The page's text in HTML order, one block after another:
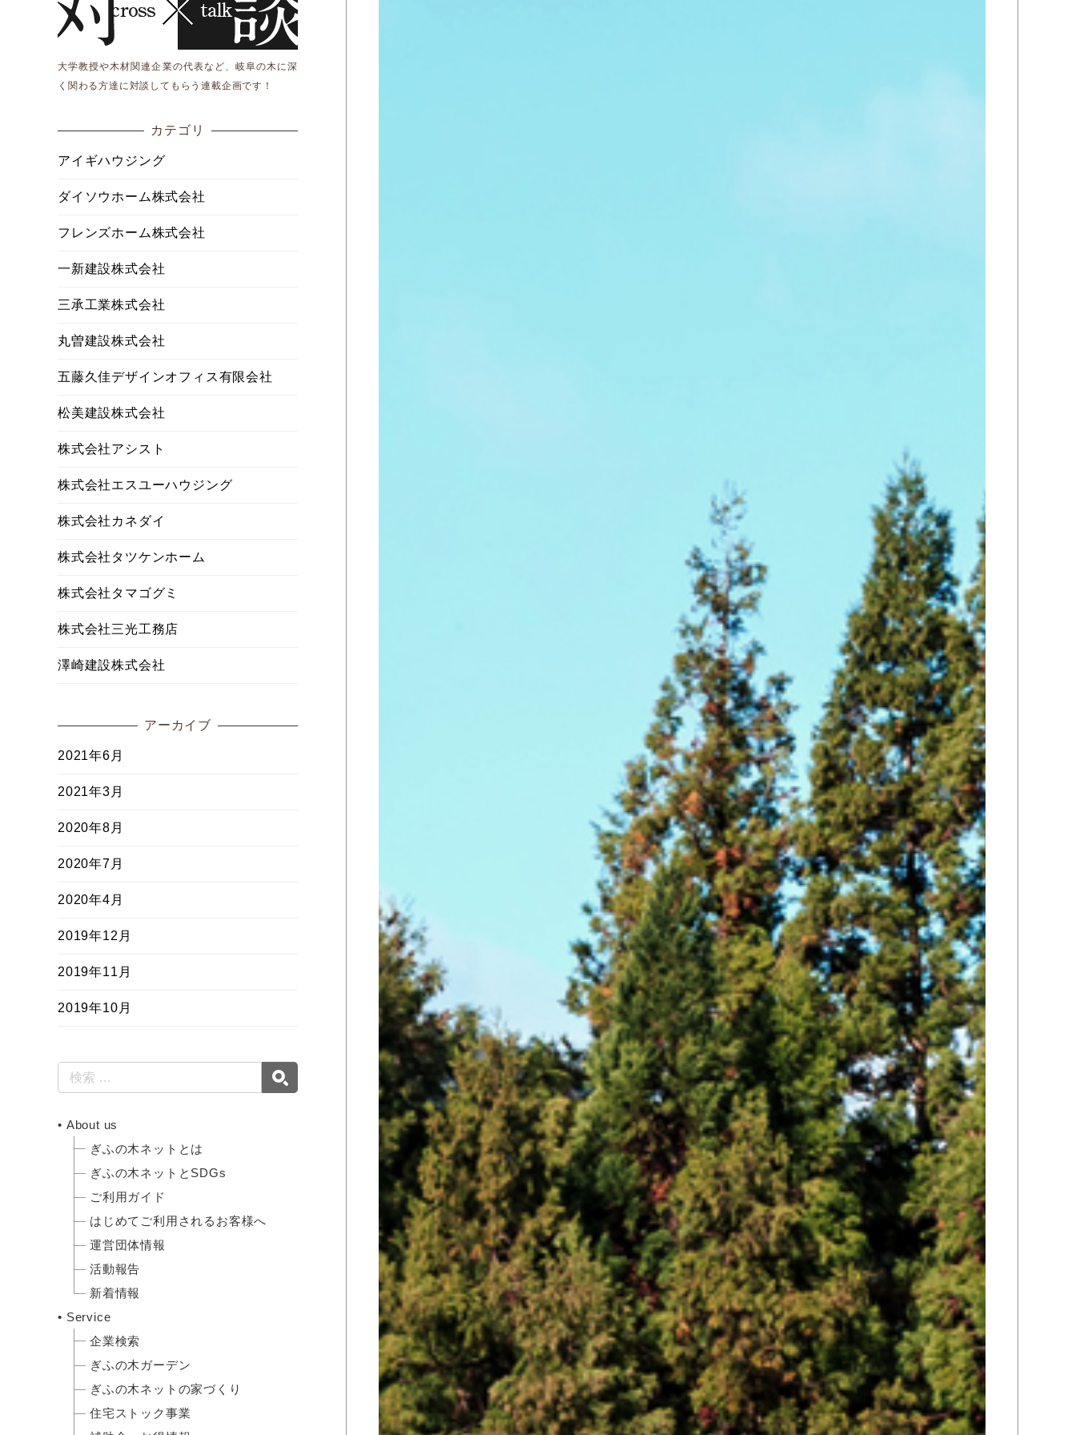
大学教授や木材関連企業の代表など、岐阜の木に深
く関わる方達に対談してもらう連載企画です！
カテゴリ
アイギハウジング
ダイソウホーム株式会社
フレンズホーム株式会社
一新建設株式会社
三承工業株式会社
丸曽建設株式会社
五藤久佳デザインオフィス有限会社
松美建設株式会社
株式会社アシスト
株式会社エスユーハウジング
株式会社カネダイ
株式会社タツケンホーム
株式会社タマゴグミ
株式会社三光工務店
澤崎建設株式会社
アーカイブ
2021年6月
2021年3月
2020年8月
2020年7月
2020年4月
2019年12月
2019年11月
2019年10月
About us
ぎふの木ネットとは
ぎふの木ネットとSDGs
ご利用ガイド
はじめてご利用されるお客様へ
運営団体情報
活動報告
新着情報
Service
企業検索
ぎふの木ガーデン
ぎふの木ネットの家づくり
住宅ストック事業